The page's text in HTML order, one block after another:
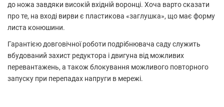
до ножа завдяки високій вхідній воронці. Хоча варто сказати
про те, на вході вирви є пластикова «заглушка», що має форму
листа конюшини.
Гарантією довговічної роботи подрібнювача саду служить
вбудований захист редуктора і двигуна від можливих
перевантажень, а також блокування можливого повторного
запуску при перепадах напруги в мережі.